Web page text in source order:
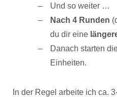
Und so weiter …
Nach 4 Runden
du dir eine
Danach starten
Einheiten.
In der Regel arbeite ich ca.